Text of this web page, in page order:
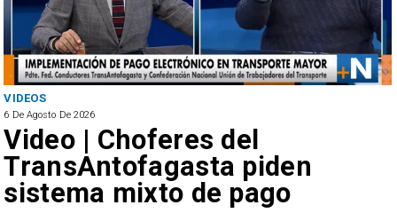
VIDEOS
6 De Agosto De 2026
Video | Choferes del
TransAntofagasta piden
sistema mixto de pago